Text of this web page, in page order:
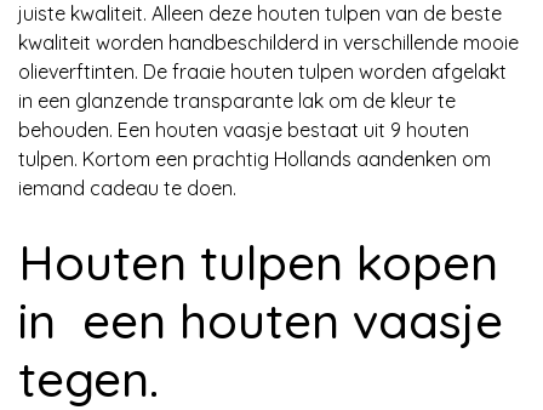
juiste kwaliteit. Alleen deze houten tulpen van de beste
kwaliteit worden handbeschilderd in verschillende mooie
olieverftinten. De fraaie houten tulpen worden afgelakt
in een glanzende transparante lak om de kleur te
behouden. Een houten vaasje bestaat uit 9 houten
tulpen. Kortom een prachtig Hollands aandenken om
iemand cadeau te doen.
Houten tulpen kopen
in een houten vaasje
tegen.